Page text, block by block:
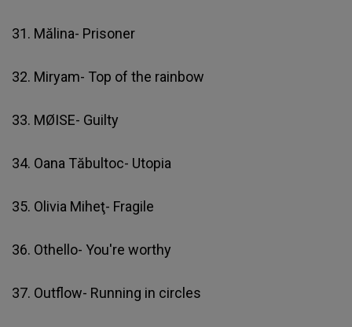
31. Mălina- Prisoner
32. Miryam- Top of the rainbow
33. MØISE- Guilty
34. Oana Tăbultoc- Utopia
35. Olivia Miheţ- Fragile
36. Othello- You're worthy
37. Outflow- Running in circles